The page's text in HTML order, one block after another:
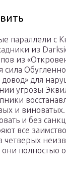
параллели с
из
из
сила
для
угрозы
и
и без
все
четверых
полностью